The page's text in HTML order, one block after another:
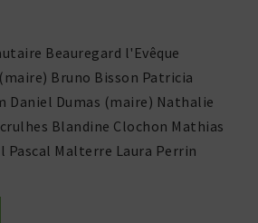
Beauregard l'Evêque
Bruno Bisson Patricia
Daniel Dumas (maire) Nathalie
Blandine Clochon Mathias
Pascal Malterre Laura Perrin